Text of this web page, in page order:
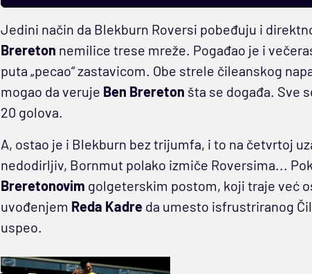
Jedini način da Blekburn Roversi pobeđuju i
Brereton nemilice trese mreže. Pogađao je i
puta „pecao“ zastavicom. Obe strele čileanskog
mogao da veruje Ben Brereton šta se događa. Sve
20 golova.
A, ostao je i Blekburn bez trijumfa, i to na četvrtoj
nedodirljiv, Bornmut polako izmiče Roversima...
Breretonovim golgeterskim postom, koji traje već
uvođenjem Reda Kadreda umesto isfrustriranog
uspeo.